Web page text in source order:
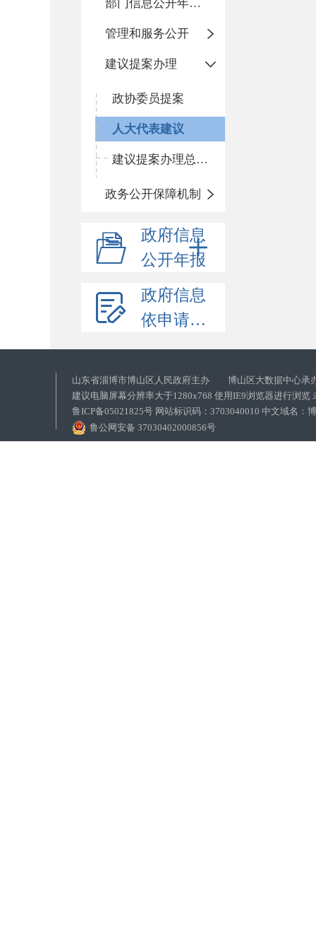
部门信息公开年度报告
管理和服务公开
建议提案办理
政协委员提案
人大代表建议
建议提案办理总体情况
政务公开保障机制
政府信息
公开年报
政府信息
依申请公开
山东省淄博市博山区人民政府主办 博山区大数据中心承
建议电脑屏幕分辨率大于1280x768 使用IE9浏览器进行浏览
鲁ICP备05021825号 网站标识码：3703040010 中文域名：
鲁公网安备 37030402000856号